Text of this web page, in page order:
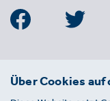
BDE
Über Cookies